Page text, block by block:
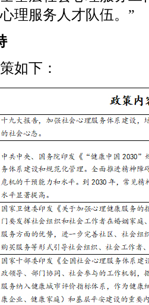
理服务人才队伍。”
下：